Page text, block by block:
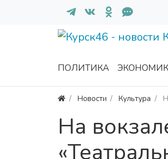
ПОЛИТИКА
Новости Культура
На